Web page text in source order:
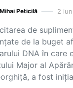
Mihai Peticilă 2
de
de la buget
DNA în care
Major al
a fost